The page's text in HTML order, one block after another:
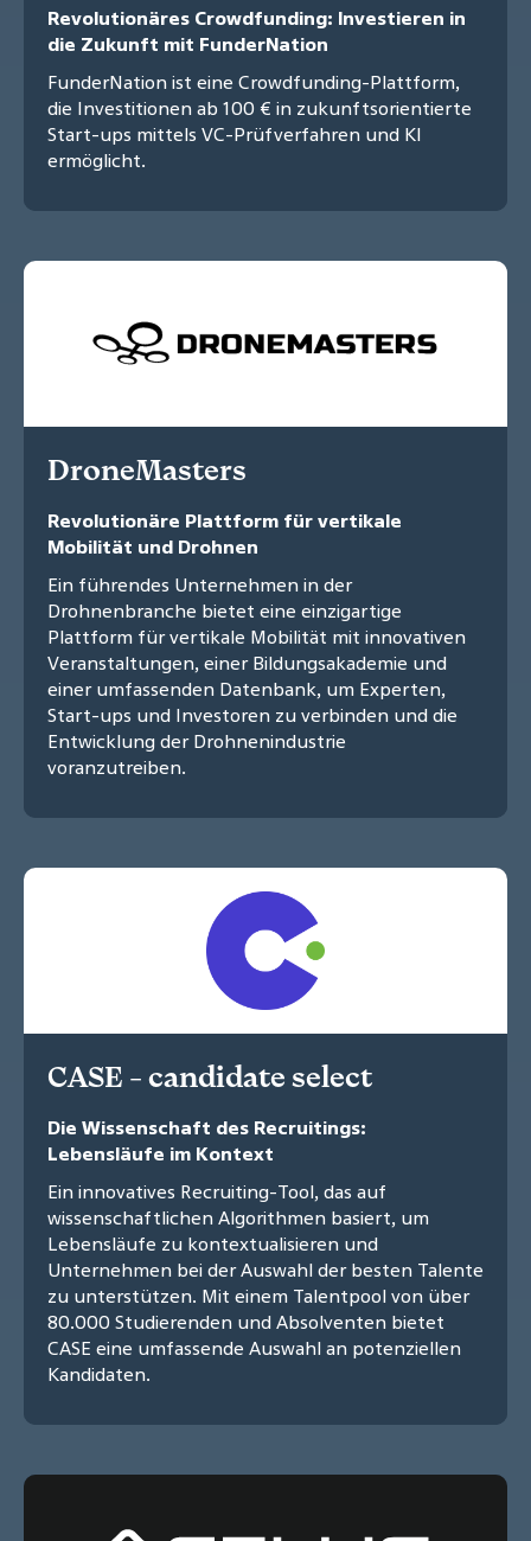
Revolutionäres Crowdfunding: Investieren in
die Zukunft mit FunderNation
FunderNation ist eine Crowdfunding-Plattform,
die Investitionen ab 100 € in zukunftsorientierte
Start-ups mittels VC-Prüfverfahren und KI
ermöglicht.
DroneMasters
Revolutionäre Plattform für vertikale
Mobilität und Drohnen
Ein führendes Unternehmen in der
Drohnenbranche bietet eine einzigartige
Plattform für vertikale Mobilität mit innovativen
Veranstaltungen, einer Bildungsakademie und
einer umfassenden Datenbank, um Experten,
Start-ups und Investoren zu verbinden und die
Entwicklung der Drohnenindustrie
voranzutreiben.
CASE - candidate select
Die Wissenschaft des Recruitings:
Lebensläufe im Kontext
Ein innovatives Recruiting-Tool, das auf
wissenschaftlichen Algorithmen basiert, um
Lebensläufe zu kontextualisieren und
Unternehmen bei der Auswahl der besten Talente
zu unterstützen. Mit einem Talentpool von über
80.000 Studierenden und Absolventen bietet
CASE eine umfassende Auswahl an potenziellen
Kandidaten.